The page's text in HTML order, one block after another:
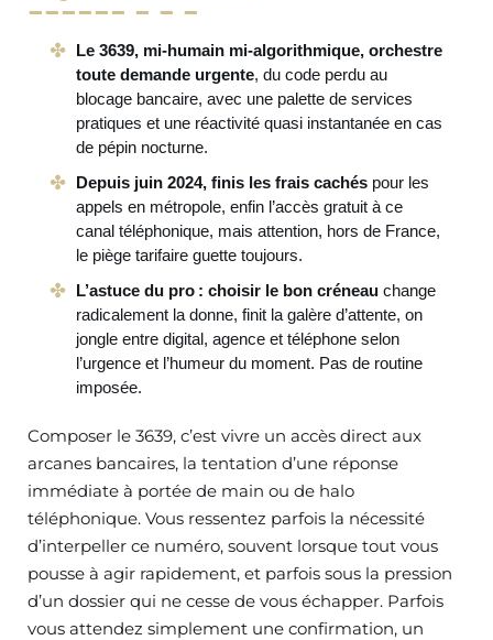
Le 3639, mi-humain mi-algorithmique, orchestre
toute demande urgente, du code perdu au
blocage bancaire, avec une palette de services
pratiques et une réactivité quasi instantanée en cas
de pépin nocturne.
Depuis juin 2024, finis les frais cachés pour les
appels en métropole, enfin l’accès gratuit à ce
canal téléphonique, mais attention, hors de France,
le piège tarifaire guette toujours.
L’astuce du pro : choisir le bon créneau change
radicalement la donne, finit la galère d’attente, on
jongle entre digital, agence et téléphone selon
l’urgence et l’humeur du moment. Pas de routine
imposée.
Composer le 3639, c’est vivre un accès direct aux
arcanes bancaires, la tentation d’une réponse
immédiate à portée de main ou de halo
téléphonique. Vous ressentez parfois la nécessité
d’interpeller ce numéro, souvent lorsque tout vous
pousse à agir rapidement, et parfois sous la pression
d’un dossier qui ne cesse de vous échapper. Parfois
vous attendez simplement une confirmation, un